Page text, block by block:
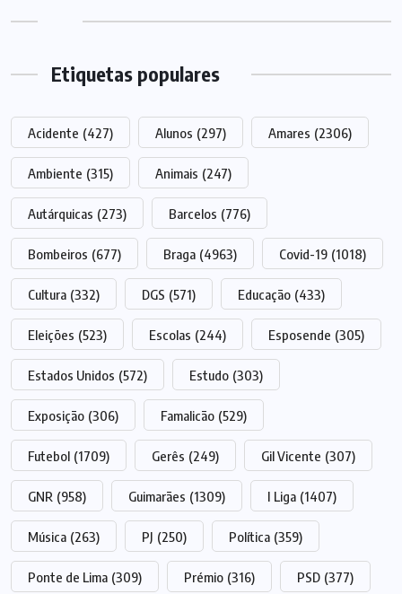
Etiquetas populares
Acidente (427) Alunos (297) Amares (2306)
Ambiente (315) Animais (247)
Autárquicas (273) Barcelos (776)
Bombeiros (677) Braga (4963) Covid-19 (1018)
Cultura (332) DGS (571) Educação (433)
Eleições (523) Escolas (244) Esposende (305)
Estados Unidos (572) Estudo (303)
Exposição (306) Famalicão (529)
Futebol (1709) Gerês (249) Gil Vicente (307)
GNR (958) Guimarães (1309) I Liga (1407)
Música (263) PJ (250) Política (359)
Ponte de Lima (309) Prémio (316) PSD (377)